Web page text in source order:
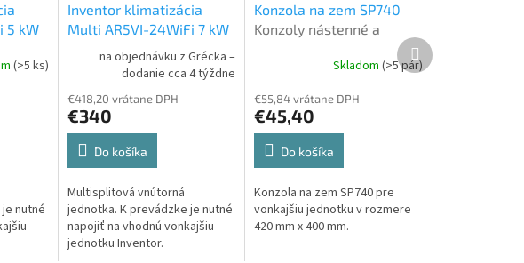
5 kW
(>5 ks)
nutné
Inventor klimatizácia
Multi AR5VI-24WiFi 7 kW
Multi split nástenná
jednotka
na objednávku z Grécka –
dodanie cca 4 týždne
€418,20 vrátane DPH
€340
Do košíka
Multisplitová vnútorná
jednotka. K prevádzke je nutné
napojiť na vhodnú vonkajšiu
jednotku Inventor.
Konzola na zem SP740
Konzoly nástenné a
Skladom (>5 pár)
€55,84 vrátane DPH
€45,40
Do košíka
Konzola na zem SP740 pre
vonkajšiu jednotku v rozmere
420 mm x 400 mm.
Ďalší
produkt